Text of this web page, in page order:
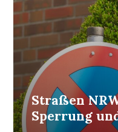
Straßen
Sperrung